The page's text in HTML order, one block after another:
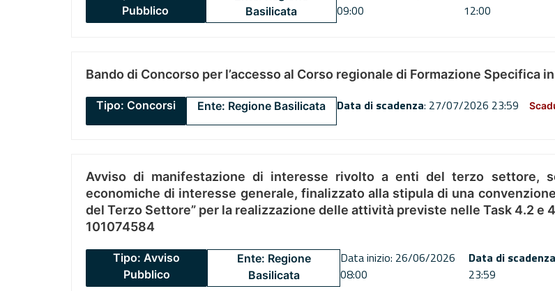
Pubblico
Basilicata
09:00
12:00
Bando di Concorso per l’accesso al Corso regionale di Formazione Specifica
Tipo: Concorsi Ente: Regione Basilicata Data di scadenza: 27/07/2026 23:59
Avviso di manifestazione di interesse rivolto a enti del terzo settore,
economiche di interesse generale, finalizzato alla stipula di una
del Terzo Settore” per la realizzazione delle attività previste nelle Task 4.2 e
101074584
Tipo: Avviso
Pubblico
Ente: Regione
Basilicata
Data inizio: 26/06/2026
08:00
Data di
23:59